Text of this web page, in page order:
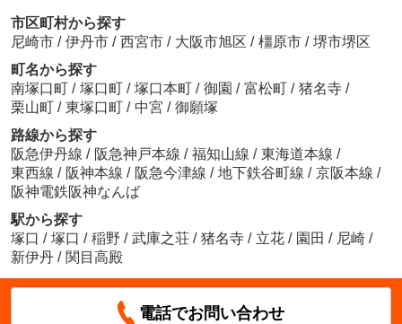
市区町村から探す
尼崎市 / 伊丹市 / 西宮市 / 大阪市旭区 / 橿原市 / 堺市堺区
町名から探す
南塚口町 / 塚口町 / 塚口本町 / 御園 / 富松町 / 猪名寺 /
栗山町 / 東塚口町 / 中宮 / 御願塚
路線から探す
阪急伊丹線 / 阪急神戸本線 / 福知山線 / 東海道本線 /
東西線 / 阪神本線 / 阪急今津線 / 地下鉄谷町線 / 京阪本線 /
阪神電鉄阪神なんば
駅から探す
塚口 / 塚口 / 稲野 / 武庫之荘 / 猪名寺 / 立花 / 園田 / 尼崎 /
新伊丹 / 関目高殿
電話でお問い合わせ